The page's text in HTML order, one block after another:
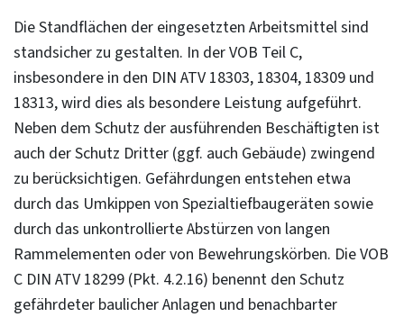
Die Standflächen der eingesetzten Arbeitsmittel sind
standsicher zu gestalten. In der VOB Teil C,
insbesondere in den DIN ATV 18303, 18304, 18309 und
18313, wird dies als besondere Leistung aufgeführt.
Neben dem Schutz der ausführenden Beschäftigten ist
auch der Schutz Dritter (ggf. auch Gebäude) zwingend
zu berücksichtigen. Gefährdungen entstehen etwa
durch das Umkippen von Spezialtiefbaugeräten sowie
durch das unkontrollierte Abstürzen von langen
Rammelementen oder von Bewehrungskörben. Die VOB
C DIN ATV 18299 (Pkt. 4.2.16) benennt den Schutz
gefährdeter baulicher Anlagen und benachbarter